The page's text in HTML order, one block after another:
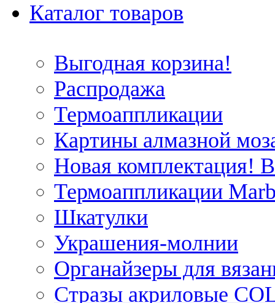
Каталог товаров
Выгодная корзина!
Распродажа
Термоаппликации
Картины алмазной
Новая комплектация!
Термоаппликации
Шкатулки
Украшения-молнии
Органайзеры для
Стразы акриловые